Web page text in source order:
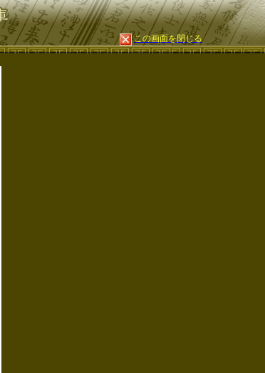
この画面を閉じる